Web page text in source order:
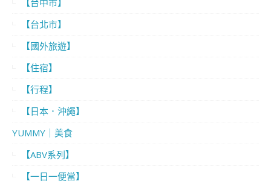
【台中市】
【台北市】
【國外旅遊】
【住宿】
【行程】
【日本．沖繩】
YUMMY｜美食
【ABV系列】
【一日一便當】